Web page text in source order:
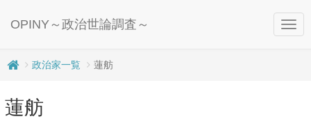
OPINY～政治世論調査～
政治家一覧 蓮舫
蓮舫